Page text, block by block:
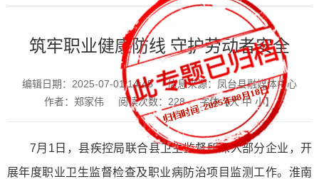
筑牢职业健康防线 守护劳动者安全
编辑日期：2025-07-01 14:45
信息来源：凤台县融媒体中心
作者：郑家伟
阅读次数： 228 字体【大 中 小】
7月1日，县疾控局联合县卫生监督所深入部分企业，开
展年度职业卫生监督检查及职业病防治项目监测工作。淮南